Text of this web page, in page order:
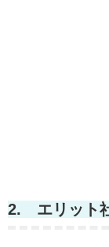
2. エリット